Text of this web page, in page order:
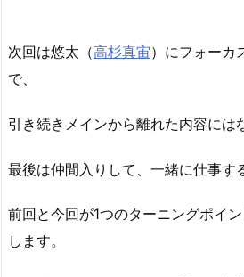
次回は悠太（高杉真宙）にフォーカ
で、
引き続きメインから離れた内容には
最後は仲間入りして、一緒に仕事す
前回と今回が1つのターニングポイ
します。